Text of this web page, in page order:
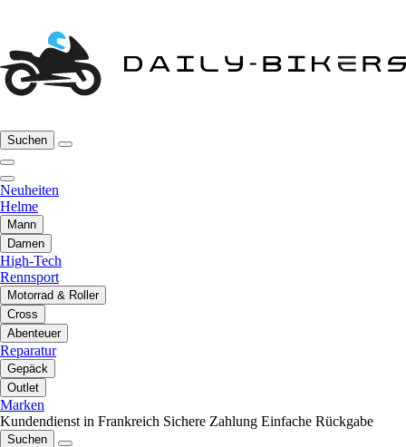
Suchen
Neuheiten
Helme
Mann
Damen
High-Tech
Rennsport
Motorrad & Roller
Cross
Abenteuer
Reparatur
Gepäck
Outlet
Marken
Kundendienst in Frankreich Sichere Zahlung Einfache Rückgabe
Suchen